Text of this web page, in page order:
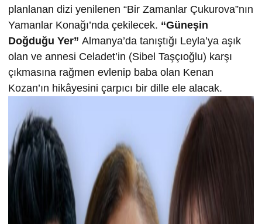
planlanan dizi yenilenen “Bir Zamanlar Çukurova”nın
Yamanlar Konağı’nda çekilecek. “Güneşin
Doğduğu Yer” Almanya’da tanıştığı Leyla’ya aşık
olan ve annesi Celadet’in (Sibel Taşçıoğlu) karşı
çıkmasına rağmen evlenip baba olan Kenan
Kozan’ın hikâyesini çarpıcı bir dille ele alacak.